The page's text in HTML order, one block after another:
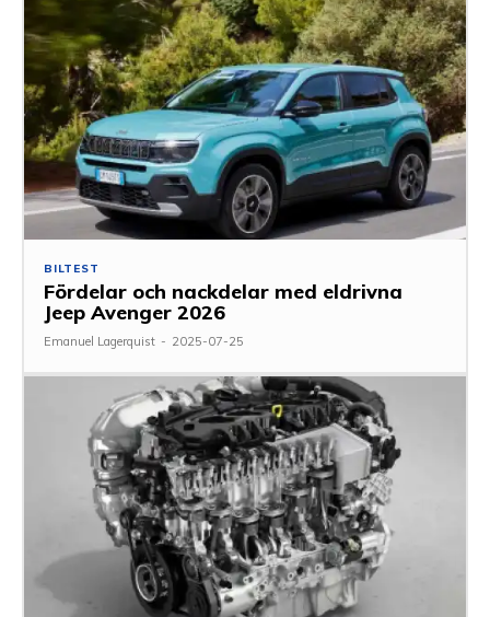
BILTEST
Fördelar och nackdelar med eldrivna
Jeep Avenger 2026
Emanuel Lagerquist - 2025-07-25